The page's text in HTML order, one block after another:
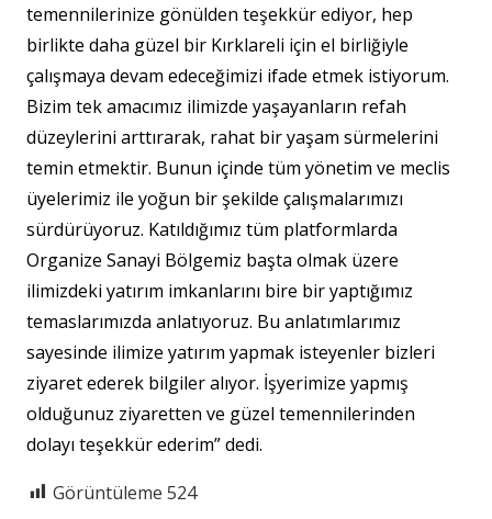
temennilerinize gönülden teşekkür ediyor, hep
birlikte daha güzel bir Kırklareli için el birliğiyle
çalışmaya devam edeceğimizi ifade etmek istiyorum.
Bizim tek amacımız ilimizde yaşayanların refah
düzeylerini arttırarak, rahat bir yaşam sürmelerini
temin etmektir. Bunun içinde tüm yönetim ve meclis
üyelerimiz ile yoğun bir şekilde çalışmalarımızı
sürdürüyoruz. Katıldığımız tüm platformlarda
Organize Sanayi Bölgemiz başta olmak üzere
ilimizdeki yatırım imkanlarını bire bir yaptığımız
temaslarımızda anlatıyoruz. Bu anlatımlarımız
sayesinde ilimize yatırım yapmak isteyenler bizleri
ziyaret ederek bilgiler alıyor. İşyerimize yapmış
olduğunuz ziyaretten ve güzel temennilerinden
dolayı teşekkür ederim” dedi.
Görüntüleme 524